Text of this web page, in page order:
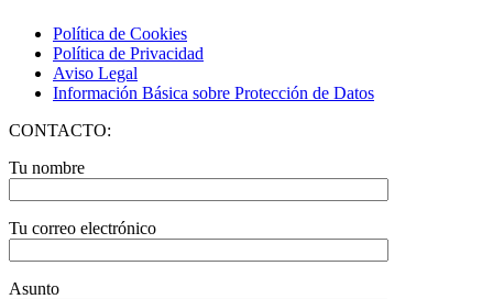
Política de Cookies
Política de Privacidad
Aviso Legal
Información Básica sobre Protección de Datos
CONTACTO:
Tu nombre
Tu correo electrónico
Asunto